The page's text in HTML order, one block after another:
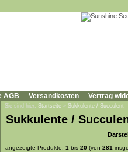
AGB Versandkosten Vertrag
Sie sind hier: Startseite » Sukkulente / Succulent
Sukkulente /
angezeigte Produkte: 1 bis 20 (von 281